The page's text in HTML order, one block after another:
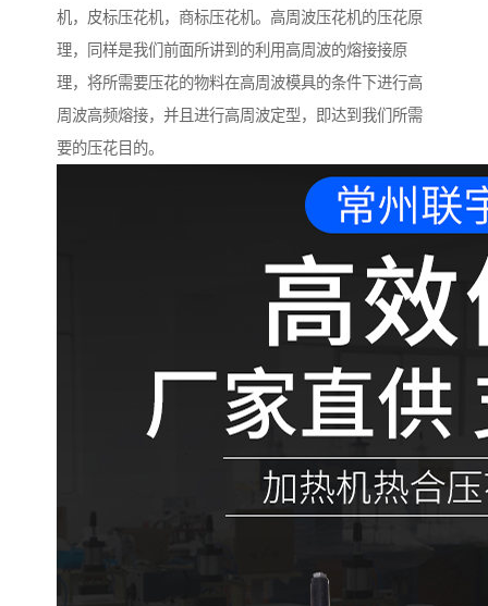
机，皮标压花机，商标压花机。高周波压花机的压花原
理，同样是我们前面所讲到的利用高周波的熔接接原
理，将所需要压花的物料在高周波模具的条件下进行高
周波高频熔接，并且进行高周波定型，即达到我们所需
要的压花目的。